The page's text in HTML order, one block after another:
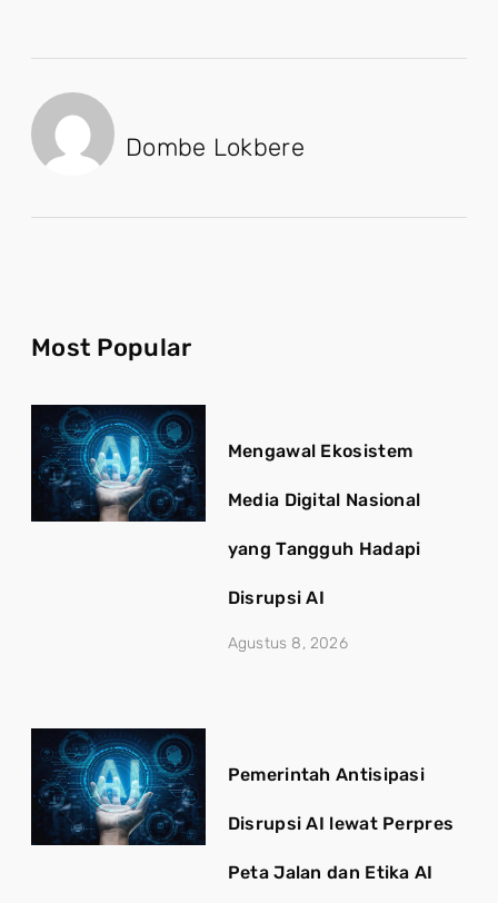
Dombe Lokbere
Most Popular
Mengawal Ekosistem
Media Digital Nasional
yang Tangguh Hadapi
Disrupsi AI
Agustus 8, 2026
Pemerintah Antisipasi
Disrupsi AI lewat Perpres
Peta Jalan dan Etika AI